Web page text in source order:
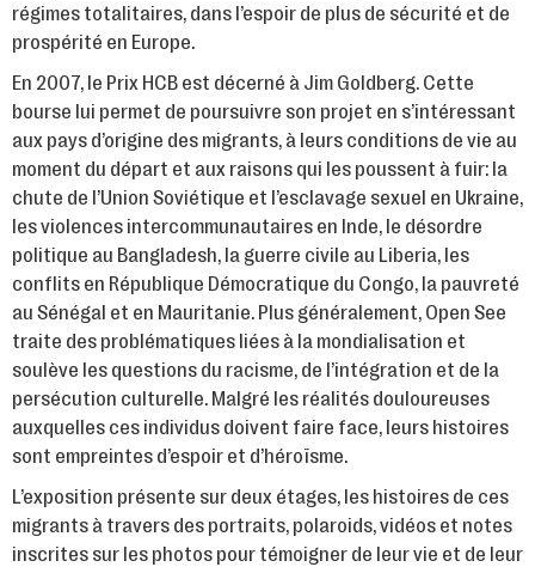
régimes totalitaires, dans l’espoir de plus de sécurité et de
prospérité en Europe.
En 2007, le Prix HCB est décerné à Jim Goldberg. Cette
bourse lui permet de poursuivre son projet en s’intéressant
aux pays d’origine des migrants, à leurs conditions de vie au
moment du départ et aux raisons qui les poussent à fuir: la
chute de l’Union Soviétique et l’esclavage sexuel en Ukraine,
les violences intercommunautaires en Inde, le désordre
politique au Bangladesh, la guerre civile au Liberia, les
conflits en République Démocratique du Congo, la pauvreté
au Sénégal et en Mauritanie. Plus généralement, Open See
traite des problématiques liées à la mondialisation et
soulève les questions du racisme, de l’intégration et de la
persécution culturelle. Malgré les réalités douloureuses
auxquelles ces individus doivent faire face, leurs histoires
sont empreintes d’espoir et d’héroïsme.
L’exposition présente sur deux étages, les histoires de ces
migrants à travers des portraits, polaroids, vidéos et notes
inscrites sur les photos pour témoigner de leur vie et de leur